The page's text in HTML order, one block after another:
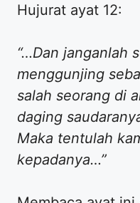
Hujurat ayat 12:
“…Dan janganlah
menggunjing
salah seorang di
daging
Maka tentulah
kepadanya…”